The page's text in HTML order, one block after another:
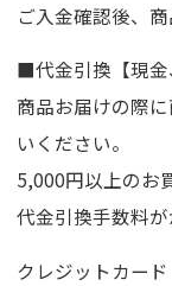
ご入金確認後、
■代金引換【現金
商品お届けの際
いください。
5,000円以上のお
代金引換手数料が
クレジットカード